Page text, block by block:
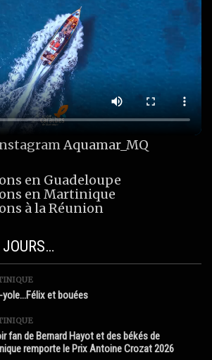
Aquamar_MQ
en Guadeloupe
en Martinique
à la Réunion
JOURS…
et bouées
fan de Bernard Hayot et des békés de
remporte le Prix Antoine Crozat 2026